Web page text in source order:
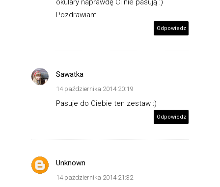
okulary naprawdę Ci nie pasują :)
Pozdrawiam
Odpowiedz
Sawatka
14 października 2014 20:19
Pasuje do Ciebie ten zestaw :)
Odpowiedz
Unknown
14 października 2014 21:32